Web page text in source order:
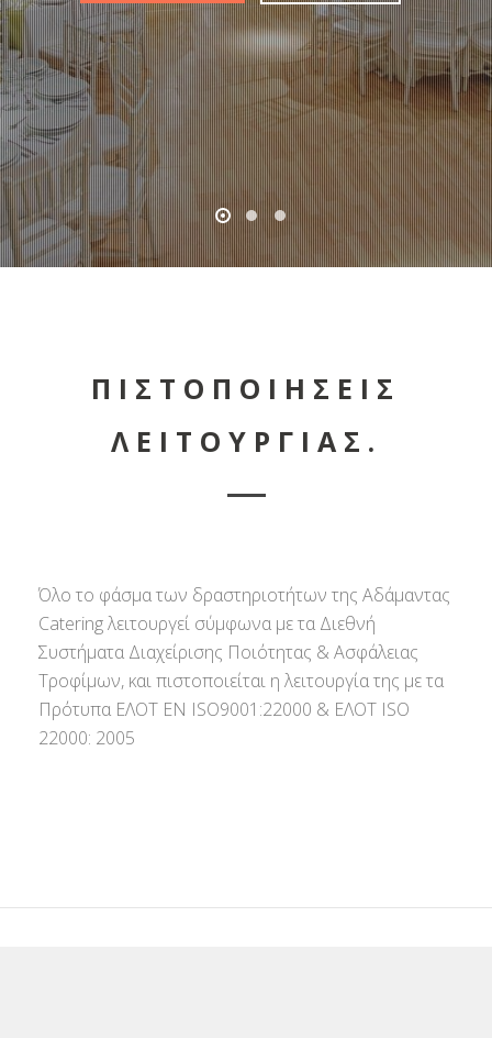
ΠΙΣΤΟΠΟΙΗΣΕΙΣ
ΛΕΙΤΟΥΡΓΙΑΣ.
Όλο το φάσμα των δραστηριοτήτων της Αδάμαντας
Catering λειτουργεί σύμφωνα με τα Διεθνή
Συστήματα Διαχείρισης Ποιότητας & Ασφάλειας
Τροφίμων, και πιστοποιείται η λειτουργία της με τα
Πρότυπα ΕΛΟΤ ΕΝ ISO9001:22000 & ΕΛΟΤ ISO
22000: 2005